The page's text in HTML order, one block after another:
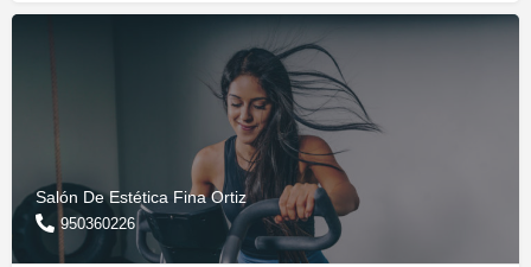
Salón De Estética Fina Ortiz
950360226